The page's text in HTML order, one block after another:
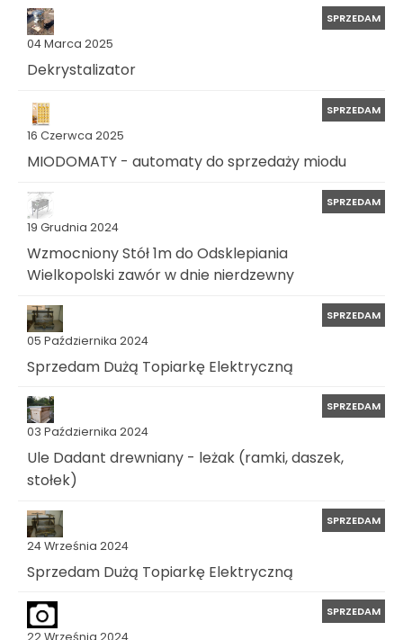
04 Marca 2025
SPRZEDAM
Dekrystalizator
16 Czerwca 2025
SPRZEDAM
MIODOMATY - automaty do sprzedaży miodu
19 Grudnia 2024
SPRZEDAM
Wzmocniony Stół 1m do Odsklepiania
Wielkopolski zawór w dnie nierdzewny
05 Października 2024
SPRZEDAM
Sprzedam Dużą Topiarkę Elektryczną
03 Października 2024
SPRZEDAM
Ule Dadant drewniany - leżak (ramki, daszek,
stołek)
24 Września 2024
SPRZEDAM
Sprzedam Dużą Topiarkę Elektryczną
SPRZEDAM